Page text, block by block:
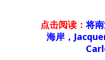
点击阅读：将
海岸，